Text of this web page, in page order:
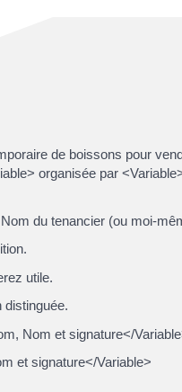
de boissons pour
organisée par
du tenancier (ou moi-
utile.
Nom et signature</
et signature</Variable>